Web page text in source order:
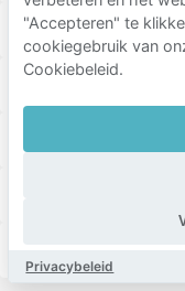
De Weteringschans
"Accepteren" te
cookiegebruik van
Cookiebeleid.
Privacybeleid